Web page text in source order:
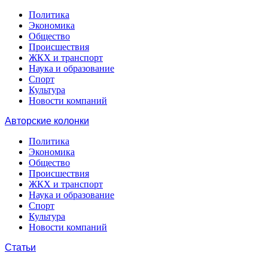
Политика
Экономика
Общество
Происшествия
ЖКХ и транспорт
Наука и образование
Спорт
Культура
Новости компаний
Авторские колонки
Политика
Экономика
Общество
Происшествия
ЖКХ и транспорт
Наука и образование
Спорт
Культура
Новости компаний
Статьи